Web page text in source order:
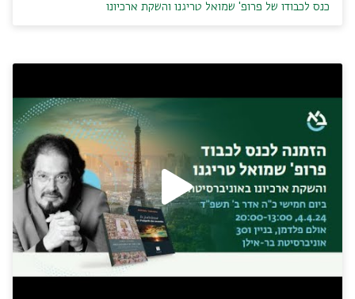
כנס לכבודו של פרופ' שמואל טריגנו והשקת ארכיונו